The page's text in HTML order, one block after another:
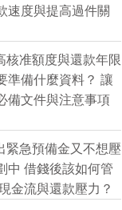
速度與提高過件關
核准額度與還款年限
準備什麼資料？ 讓
備文件與注意事項
緊急預備金又不想壓
中 借錢後該如何管
金流與還款壓力？